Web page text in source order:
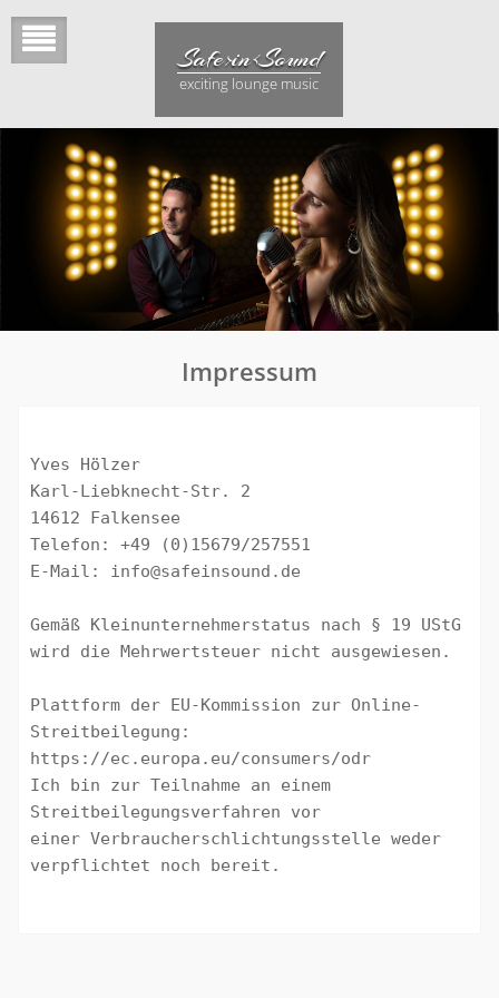
content
Safe>in<Sound
exciting lounge music
Impressum
Yves Hölzer
Karl-Liebknecht-Str. 2
14612 Falkensee
Telefon: +49 (0)15679/257551
E-Mail: info@safeinsound.de
Gemäß Kleinunternehmerstatus nach § 19 UStG
wird die Mehrwertsteuer nicht ausgewiesen.
Plattform der EU-Kommission zur Online-
Streitbeilegung:
https://ec.europa.eu/consumers/odr
Ich bin zur Teilnahme an einem
Streitbeilegungsverfahren vor
einer Verbraucherschlichtungsstelle weder
verpflichtet noch bereit.